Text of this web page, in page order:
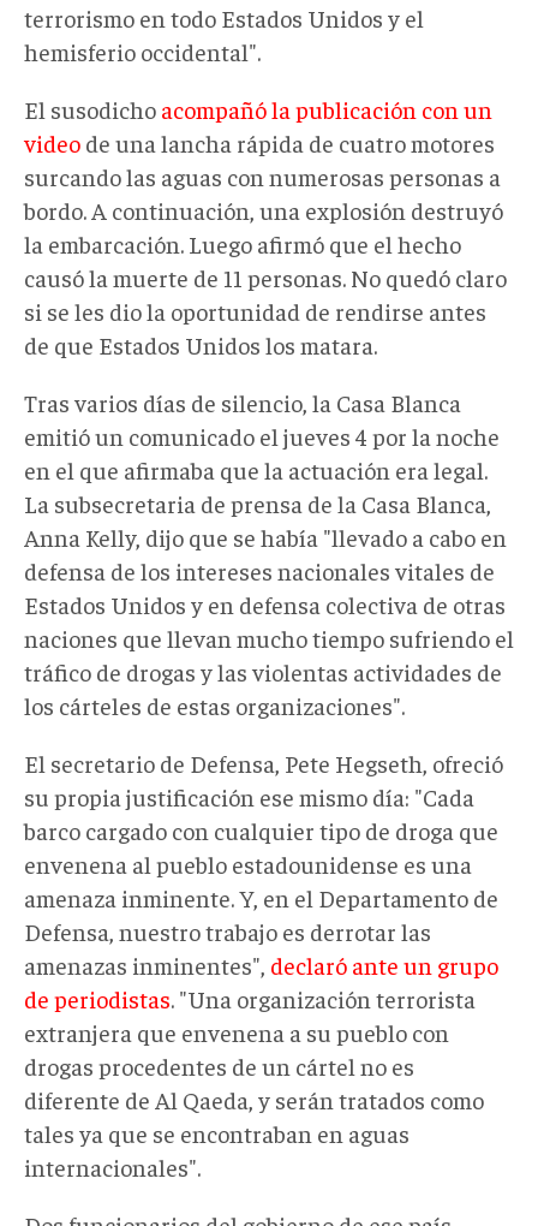
terrorismo en todo Estados Unidos y el
hemisferio occidental".
El susodicho acompañó la publicación con un
video de una lancha rápida de cuatro motores
surcando las aguas con numerosas personas a
bordo. A continuación, una explosión destruyó
la embarcación. Luego afirmó que el hecho
causó la muerte de 11 personas. No quedó claro
si se les dio la oportunidad de rendirse antes
de que Estados Unidos los matara.
Tras varios días de silencio, la Casa Blanca
emitió un comunicado el jueves 4 por la noche
en el que afirmaba que la actuación era legal.
La subsecretaria de prensa de la Casa Blanca,
Anna Kelly, dijo que se había "llevado a cabo en
defensa de los intereses nacionales vitales de
Estados Unidos y en defensa colectiva de otras
naciones que llevan mucho tiempo sufriendo el
tráfico de drogas y las violentas actividades de
los cárteles de estas organizaciones".
El secretario de Defensa, Pete Hegseth, ofreció
su propia justificación ese mismo día: "Cada
barco cargado con cualquier tipo de droga que
envenena al pueblo estadounidense es una
amenaza inminente. Y, en el Departamento de
Defensa, nuestro trabajo es derrotar las
amenazas inminentes", declaró ante un grupo
de periodistas. "Una organización terrorista
extranjera que envenena a su pueblo con
drogas procedentes de un cártel no es
diferente de Al Qaeda, y serán tratados como
tales ya que se encontraban en aguas
internacionales".